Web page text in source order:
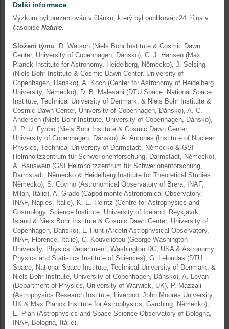
Další informace
Výzkum byl prezentován v článku, který byl publikován 24. října v
časopise Nature.
Složení týmu: D. Watson (Niels Bohr Institute & Cosmic Dawn
Center, University of Copenhagen, Dánsko), C. J. Hansen (Max
Planck Institute for Astronomy, Heidelberg, Německo), J. Selsing
(Niels Bohr Institute & Cosmic Dawn Center, University of
Copenhagen, Dánsko), A. Koch (Center for Astronomy of Heidelberg
University, Německo), D. B. Malesani (DTU Space, National Space
Institute, Technical University of Denmark, & Niels Bohr Institute &
Cosmic Dawn Center, University of Copenhagen, Dánsko), A. C.
Andersen (Niels Bohr Institute, University of Copenhagen, Dánsko),
J. P. U. Fynbo (Niels Bohr Institute & Cosmic Dawn Center,
University of Copenhagen, Dánsko), A. Arcones (Institute of Nuclear
Physics, Technical University of Darmstadt, Německo & GSI
Helmholtzzentrum für Schwerionenforschung, Darmstadt, Německo),
A. Bauswein (GSI Helmholtzzentrum für Schwerionenforschung,
Darmstadt, Německo & Heidelberg Institute for Theoretical Studies,
Německo), S. Covino (Astronomical Observatory of Brera, INAF,
Milan, Itálie), A. Grado (Capodimonte Astronomical Observatory,
INAF, Naples, Itálie), K. E. Heintz (Centre for Astrophysics and
Cosmology, Science Institute, University of Iceland, Reykjavík,
Island & Niels Bohr Institute & Cosmic Dawn Center, University of
Copenhagen, Dánsko), L. Hunt (Arcetri Astrophysical Observatory,
INAF, Florence, Itálie), C. Kouveliotou (George Washington
University, Physics Department, Washington DC, USA & Astronomy,
Physics and Statistics Institute of Sciences), G. Leloudas (DTU
Space, National Space Institute, Technical University of Denmark, &
Niels Bohr Institute, University of Copenhagen, Dánsko), A. Levan
(Department of Physics, University of Warwick, UK), P. Mazzali
(Astrophysics Research Institute, Liverpool John Moores University,
UK & Max Planck Institute for Astrophysics, Garching, Německo),
E. Pian (Astrophysics and Space Science Observatory of Bologna,
INAF, Bologna, Itálie).